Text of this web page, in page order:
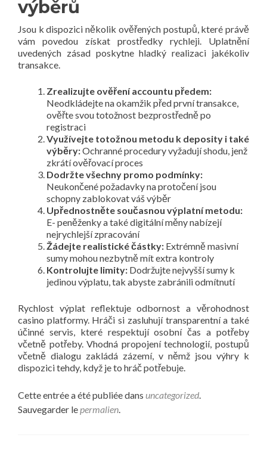
výběrů
Jsou k dispozici několik ověřených postupů, které právě
vám povedou získat prostředky rychleji. Uplatnění
uvedených zásad poskytne hladký realizaci jakékoliv
transakce.
Zrealizujte ověření accountu předem:
Neodkládejte na okamžik před první transakce,
ověřte svou totožnost bezprostředně po
registraci
Využívejte totožnou metodu k deposity i také
výběry:Ochranné procedury vyžadují shodu, jenž
zkrátí ověřovací proces
Dodržte všechny promo podmínky:
Neukončené požadavky na protočení jsou
schopny zablokovat váš výběr
Upřednostněte současnou výplatní metodu:
E- peněženky a také digitální měny nabízejí
nejrychlejší zpracování
Žádejte realistické částky: Extrémně masivní
sumy mohou nezbytně mít extra kontroly
Kontrolujte limity: Dodržujte nejvyšší sumy k
jedinou výplatu, tak abyste zabránili odmítnutí
Rychlost výplat reflektuje odbornost a věrohodnost
casino platformy. Hráči si zasluhují transparentní a také
účinné servis, které respektují osobní čas a potřeby
včetně potřeby. Vhodná propojení technologií, postupů
včetně dialogu zakládá zázemí, v němž jsou výhry k
dispozici tehdy, když je to hráč potřebuje.
Cette entrée a été publiée dans uncategorized.
Sauvegarder lepermalien.